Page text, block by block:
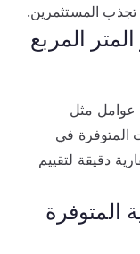
المستثمرين.
المربع
عوامل مثل
المتوفرة في
دقيقة لتقييم